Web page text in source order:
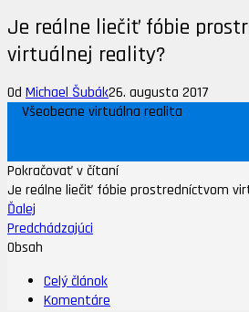
Je reálne liečiť fóbie
virtuálnej reality?
Od Michael Šubák26. augusta 2017
Všeobecne virtuálna realita
Pokračovať v čítaní
Je reálne liečiť fóbie prostredníctvom
Ďalej
Predchádzajúci
Obsah
Celý článok
Komentáre